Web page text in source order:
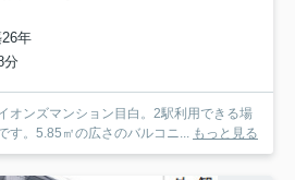
年
分
オンズマンション目白。2駅利用できる場
す。5.85㎡の広さのバルコニ...
もっと見る